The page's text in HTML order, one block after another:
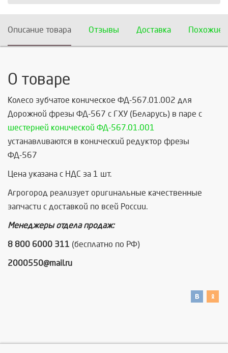
Описание товара Отзывы Доставка Похожие
О товаре
Колесо зубчатое коническое ФД-567.01.002 для
Дорожной фрезы ФД-567 с ГХУ (Беларусь) в паре с
шестерней конической ФД-567.01.001
устанавливаются в конический редуктор фрезы
ФД-567
Цена указана с НДС за 1 шт.
Агрогород реализует оригинальные качественные
запчасти с доставкой по всей России.
Менеджеры отдела продаж:
8 800 6000 311 (бесплатно по РФ)
2000550@mail.ru